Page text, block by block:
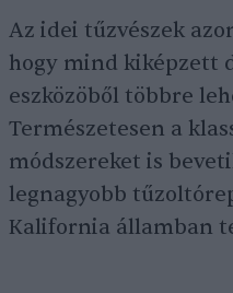
Az idei tűzvészek
hogy mind kiképzett
eszközöből többre
Természetesen a
módszereket is
legnagyobb
Kalifornia államban